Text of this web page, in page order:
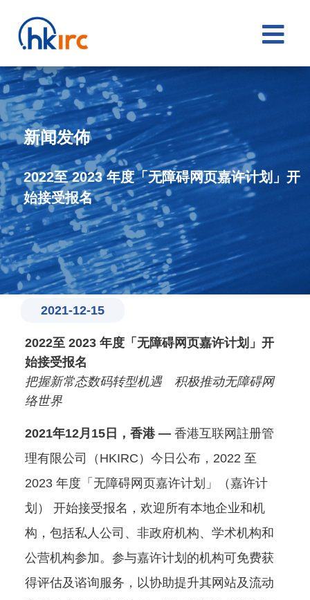

新闻发佈
2022至 2023 年度「无障碍网页嘉许计划」开
始接受报名
2021-12-15
2022至 2023 年度「无障碍网页嘉许计划」开
始接受报名
把握新常态数码转型机遇 积极推动无障碍网
络世界
2021年12月 15 日，香港 — 香港互联网註册管
理有限公司（HKIRC）今日公布，2022 至
2023 年度「无障碍网页嘉许计划」（嘉许计
划） 开始接受报名，欢迎所有本地企业和机
构，包括私人公司、非政府机构、学术机构和
公营机构参加。参与嘉许计划的机构可免费获
得评估及谘询服务，以协助提升其网站及流动